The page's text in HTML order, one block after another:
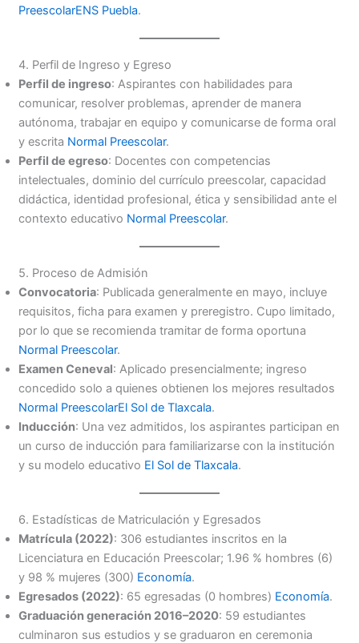
PreescolarENS Puebla.
4. Perfil de Ingreso y Egreso
Perfil de ingreso: Aspirantes con habilidades para
comunicar, resolver problemas, aprender de manera
autónoma, trabajar en equipo y comunicarse de forma oral
y escrita Normal Preescolar.
Perfil de egreso: Docentes con competencias
intelectuales, dominio del currículo preescolar, capacidad
didáctica, identidad profesional, ética y sensibilidad ante el
contexto educativo Normal Preescolar.
5. Proceso de Admisión
Convocatoria: Publicada generalmente en mayo, incluye
requisitos, ficha para examen y preregistro. Cupo limitado,
por lo que se recomienda tramitar de forma oportuna
Normal Preescolar.
Examen Ceneval: Aplicado presencialmente; ingreso
concedido solo a quienes obtienen los mejores resultados
Normal PreescolarEl Sol de Tlaxcala.
Inducción: Una vez admitidos, los aspirantes participan en
un curso de inducción para familiarizarse con la institución
y su modelo educativo El Sol de Tlaxcala.
6. Estadísticas de Matriculación y Egresados
Matrícula (2022): 306 estudiantes inscritos en la
Licenciatura en Educación Preescolar; 1.96 % hombres (6)
y 98 % mujeres (300) Economía.
Egresados (2022): 65 egresadas (0 hombres) Economía.
Graduación generación 2016–2020: 59 estudiantes
culminaron sus estudios y se graduaron en ceremonia